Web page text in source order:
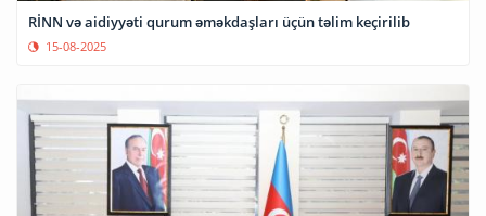
RİNN və aidiyyəti qurum əməkdaşları üçün təlim keçirilib
15-08-2025